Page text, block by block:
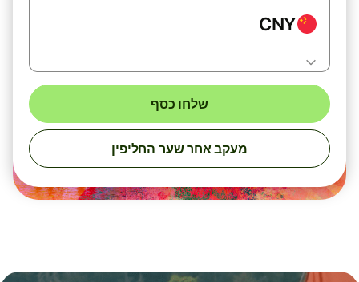
CNY
שלחו כסף
מעקב אחר שער החליפין